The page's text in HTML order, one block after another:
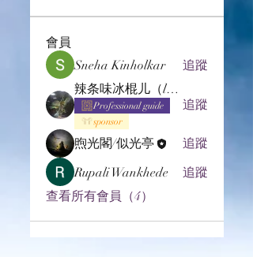
會員
Sneha Kinholkar
追蹤
辣条味冰棍儿（lof别玩了要氪金的）
Professional guide
sponsor
追蹤
煦光閣/似光亭
追蹤
Rupali Wankhede
追蹤
查看所有會員（4）